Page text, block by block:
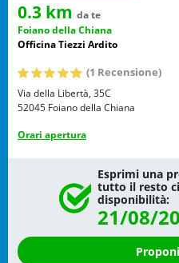
0.3 km da te
Foiano della Chiana
Officina Tiezzi Ardito
(1 Recensione)
Via della Libertà, 35C
52045 Foiano della Chiana
Orari apertura
Esprimi una
tutto il resto
disponibilità:
21/08/